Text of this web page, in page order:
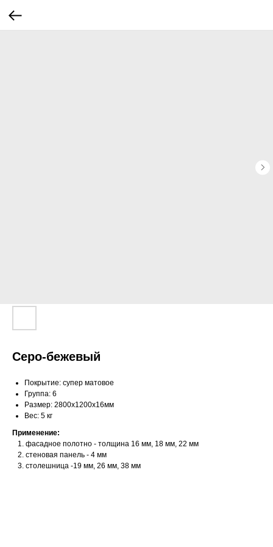
Серо-бежевый
Покрытие: супер матовое
Группа: 6
Размер: 2800х1200х16мм
Вес: 5 кг
Применение:
фасадное полотно - толщина 16 мм, 18 мм, 22 мм
стеновая панель - 4 мм
столешница -19 мм, 26 мм, 38 мм